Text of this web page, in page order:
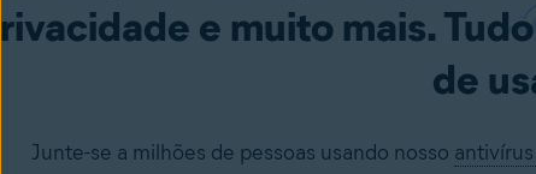
e muito mais.
de
Junte-se a milhões de pessoas usando nosso